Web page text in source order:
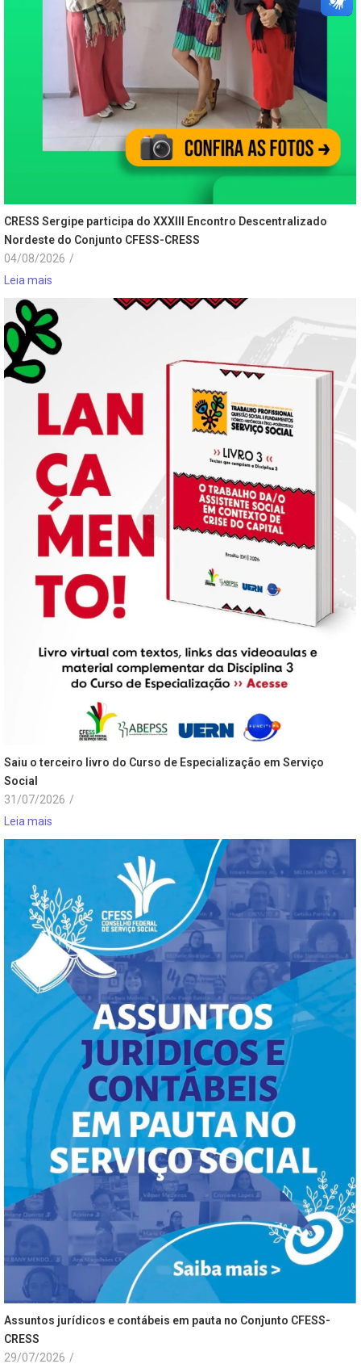
CRESS Sergipe participa do XXXIII Encontro Descentralizado
Nordeste do Conjunto CFESS-CRESS
04/08/2026 /
Leia mais
Saiu o terceiro livro do Curso de Especialização em Serviço
Social
31/07/2026 /
Leia mais
Assuntos jurídicos e contábeis em pauta no Conjunto CFESS-
CRESS
29/07/2026 /